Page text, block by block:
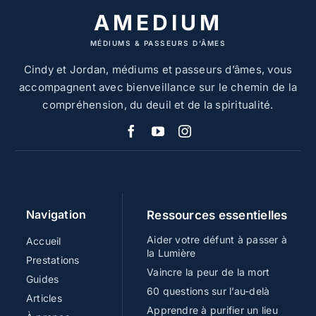
AMEDIUM
MÉDIUMS & PASSEURS D’ÂMES
Cindy et Jordan, médiums et passeurs d’âmes, vous
accompagnent avec bienveillance sur le chemin de la
compréhension, du deuil et de la spiritualité.
Navigation
Accueil
Prestations
Guides
Articles
Ressources essentielles
Aider votre défunt à passer à
la Lumière
Vaincre la peur de la mort
60 questions sur l’au-delà
Apprendre à purifier un lieu